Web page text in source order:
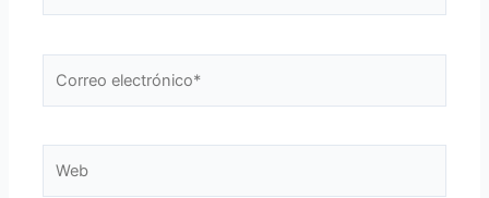
electrónico*